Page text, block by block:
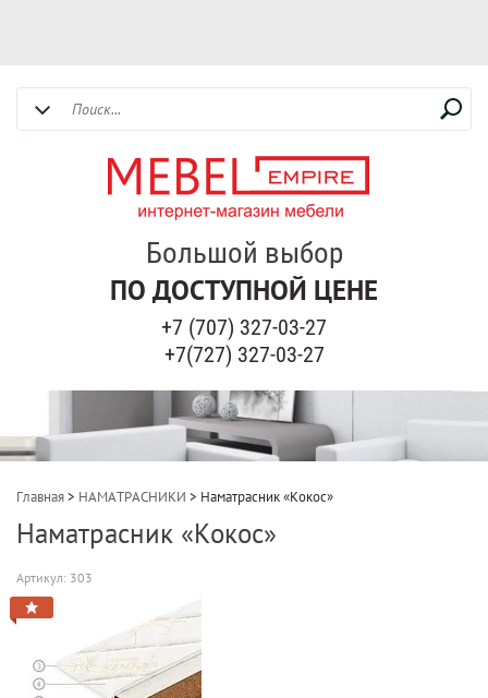
Большой выбор
ПО ДОСТУПНОЙ ЦЕНЕ
+7 (707) 327-03-27
+7(727) 327-03-27
Главная> НАМАТРАСНИКИ > Наматрасник «Кокос»
Наматрасник «Кокос»
Артикул: 303